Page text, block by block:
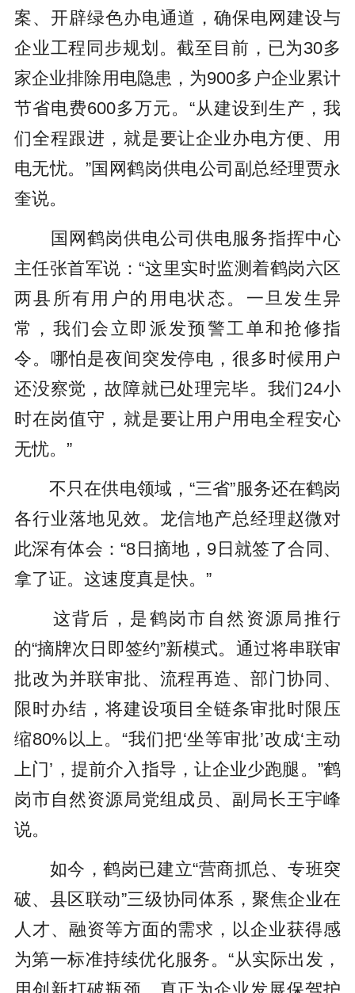
案、开辟绿色办电通道，确保电网建设与
企业工程同步规划。截至目前，已为30多
家企业排除用电隐患，为900多户企业累计
节省电费600多万元。“从建设到生产，我
们全程跟进，就是要让企业办电方便、用
电无忧。”国网鹤岗供电公司副总经理贾永
奎说。
国网鹤岗供电公司供电服务指挥中心
主任张首军说：“这里实时监测着鹤岗六区
两县所有用户的用电状态。一旦发生异
常，我们会立即派发预警工单和抢修指
令。哪怕是夜间突发停电，很多时候用户
还没察觉，故障就已处理完毕。我们24小
时在岗值守，就是要让用户用电全程安心
无忧。”
不只在供电领域，“三省”服务还在鹤岗
各行业落地见效。龙信地产总经理赵微对
此深有体会：“8日摘地，9日就签了合同、
拿了证。这速度真是快。”
这背后，是鹤岗市自然资源局推行
的“摘牌次日即签约”新模式。通过将串联审
批改为并联审批、流程再造、部门协同、
限时办结，将建设项目全链条审批时限压
缩80%以上。“我们把‘坐等审批’改成‘主动
上门’，提前介入指导，让企业少跑腿。”鹤
岗市自然资源局党组成员、副局长王宇峰
说。
如今，鹤岗已建立“营商抓总、专班突
破、县区联动”三级协同体系，聚焦企业在
人才、融资等方面的需求，以企业获得感
为第一标准持续优化服务。“从实际出发，